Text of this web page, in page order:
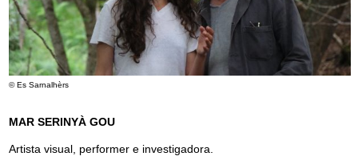
© Es Sarnalhèrs
MAR SERINYÀ GOU
Artista visual, performer e investigadora.